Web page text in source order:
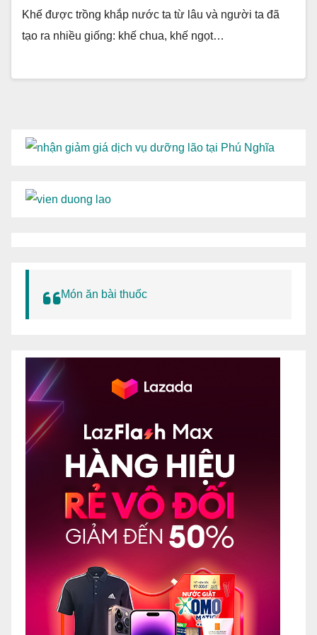
Khế được trồng khắp nước ta từ lâu và người ta đã
tạo ra nhiều giống: khế chua, khế ngọt…
Món ăn bài thuốc